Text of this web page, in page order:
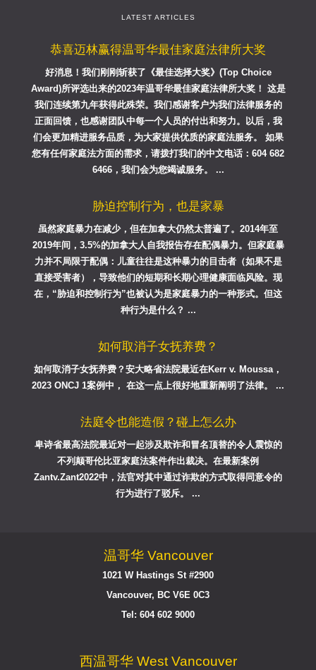
LATEST ARTICLES
恭喜迈林赢得温哥华最佳家庭法律所大奖
好消息！我们刚刚斩获了《最佳选择大奖》(Top Choice
Award)所评选出来的2023年温哥华最佳家庭法律所大奖！ 这是
我们连续第九年获得此殊荣。我们感谢客户为我们法律服务的
正面回馈，也感谢团队中每一个人员的付出和努力。以后，我
们会更加精进服务品质，为大家提供优质的家庭法服务。 如果
您有任何家庭法方面的需求，请拨打我们的中文电话：604 682
6466，我们会为您竭诚服务。 ...
胁迫控制行为，也是家暴
虽然家庭暴力在减少，但在加拿大仍然太普遍了。2014年至
2019年间，3.5%的加拿大人自我报告存在配偶暴力。但家庭暴
力并不局限于配偶：儿童往往是这种暴力的目击者（如果不是
直接受害者），导致他们的短期和长期心理健康面临风险。现
在，“胁迫和控制行为”也被认为是家庭暴力的一种形式。但这
种行为是什么？ ...
如何取消子女抚养费？
如何取消子女抚养费？安大略省法院最近在Kerr v. Moussa，
2023 ONCJ 1案例中， 在这一点上很好地重新阐明了法律。 ...
法庭令也能造假？碰上怎么办
卑诗省最高法院最近对一起涉及欺诈和冒名顶替的令人震惊的
不列颠哥伦比亚家庭法案件作出裁决。在最新案例
Zantv.Zant2022中，法官对其中通过诈欺的方式取得同意令的
行为进行了驳斥。 ...
温哥华 Vancouver
1021 W Hastings St #2900
Vancouver, BC V6E 0C3
Tel: 604 602 9000
西温哥华 West Vancouver